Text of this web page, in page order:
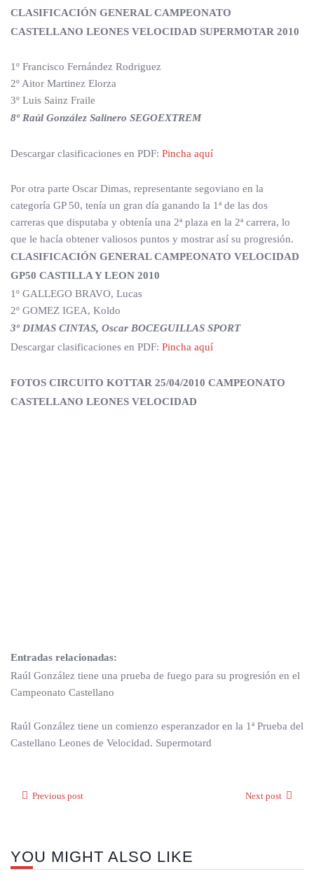
CLASIFICACIÓN GENERAL CAMPEONATO
CASTELLANO LEONES VELOCIDAD SUPERMOTAR 2010
1º Francisco Fernández Rodriguez
2º Aitor Martinez Elorza
3º Luis Sainz Fraile
8º Raúl González Salinero SEGOEXTREM
Descargar clasificaciones en PDF: Pincha aquí
Por otra parte Oscar Dimas, representante segoviano en la
categoría GP 50, tenía un gran día ganando la 1ª de las dos
carreras que disputaba y obtenía una 2ª plaza en la 2ª carrera, lo
que le hacía obtener valiosos puntos y mostrar así su progresión.
CLASIFICACIÓN GENERAL CAMPEONATO VELOCIDAD
GP50 CASTILLA Y LEON 2010
1º GALLEGO BRAVO, Lucas
2º GOMEZ IGEA, Koldo
3º DIMAS CINTAS, Oscar BOCEGUILLAS SPORT
Descargar clasificaciones en PDF: Pincha aquí
FOTOS CIRCUITO KOTTAR 25/04/2010 CAMPEONATO
CASTELLANO LEONES VELOCIDAD
Entradas relacionadas:
Raúl González tiene una prueba de fuego para su progresión en el
Campeonato Castellano
Raúl González tiene un comienzo esperanzador en la 1ª Prueba del
Castellano Leones de Velocidad. Supermotard
Previous post Next post
YOU MIGHT ALSO LIKE